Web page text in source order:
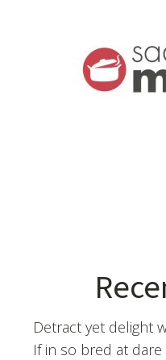
Detract yet delight
If in so bred at